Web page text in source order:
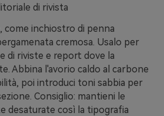
di rivista
come inchiostro di penna
cremosa. Usalo per
di riviste e report dove la
Abbina l'avorio caldo al carbone
poi introduci toni sabbia per
Consiglio: mantieni le
desaturate così la tipografia